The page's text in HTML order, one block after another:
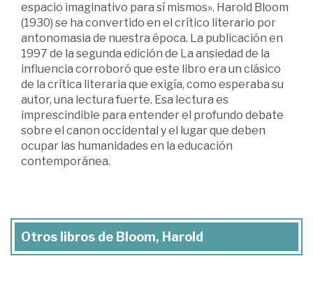
espacio imaginativo para sí mismos». Harold Bloom
(1930) se ha convertido en el crítico literario por
antonomasia de nuestra época. La publicación en
1997 de la segunda edición de La ansiedad de la
influencia corroboró que este libro era un clásico
de la crítica literaria que exigía, como esperaba su
autor, una lectura fuerte. Esa lectura es
imprescindible para entender el profundo debate
sobre el canon occidental y el lugar que deben
ocupar las humanidades en la educación
contemporánea.
Otros libros de Bloom, Harold